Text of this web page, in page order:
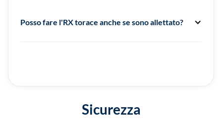
Posso fare l'RX torace anche se sono allettato?
Sicurezza